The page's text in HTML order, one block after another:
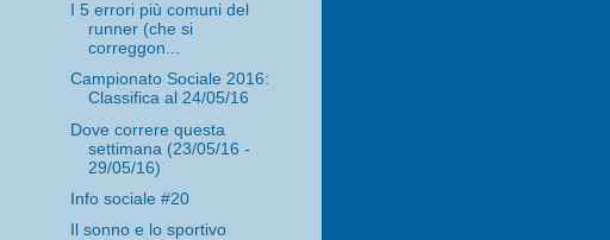
I 5 errori più comuni del
runner (che si
correggon...
Campionato Sociale 2016:
Classifica al 24/05/16
Dove correre questa
settimana (23/05/16 -
29/05/16)
Info sociale #20
Il sonno e lo sportivo